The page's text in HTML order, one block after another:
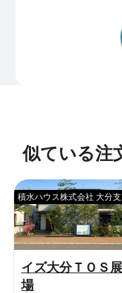
似ている注
イズ大分ＴＯＳ
場
積水ハウス株式会社 大分